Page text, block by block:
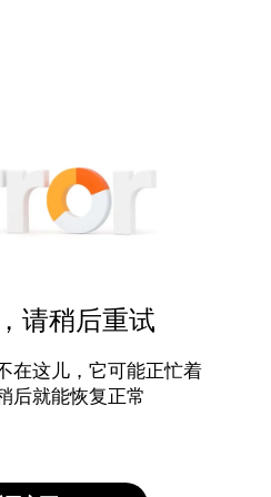
请稍后重试
在这儿，它可能正忙着
后就能恢复正常